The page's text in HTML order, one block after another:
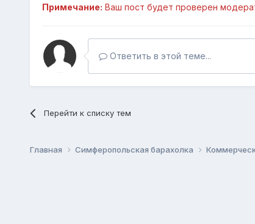
Примечание: Ваш пост будет проверен
Ответить в этой теме...
Перейти к списку тем
Главная Симферопольская барахолка